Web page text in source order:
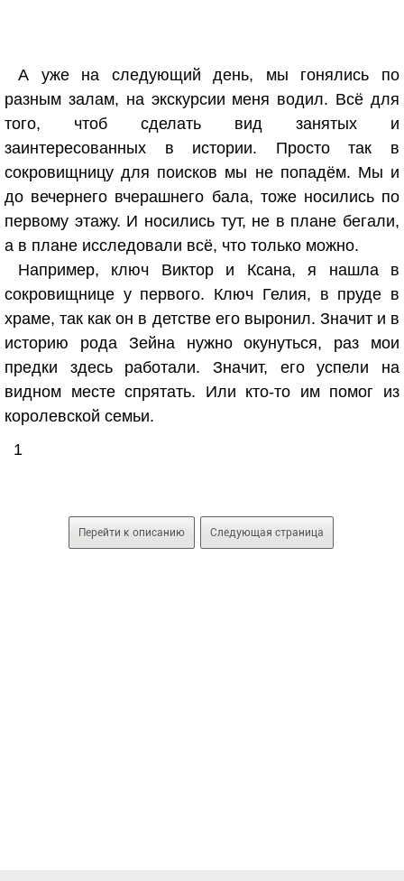
А уже на следующий день, мы гонялись по
разным залам, на экскурсии меня водил. Всё для
того, чтоб сделать вид занятых и
заинтересованных в истории. Просто так в
сокровищницу для поисков мы не попадём. Мы и
до вечернего вчерашнего бала, тоже носились по
первому этажу. И носились тут, не в плане бегали,
а в плане исследовали всё, что только можно.
Например, ключ Виктор и Ксана, я нашла в
сокровищнице у первого. Ключ Гелия, в пруде в
храме, так как он в детстве его выронил. Значит и в
историю рода Зейна нужно окунуться, раз мои
предки здесь работали. Значит, его успели на
видном месте спрятать. Или кто-то им помог из
королевской семьи.
1
Перейти к описанию Следующая страница